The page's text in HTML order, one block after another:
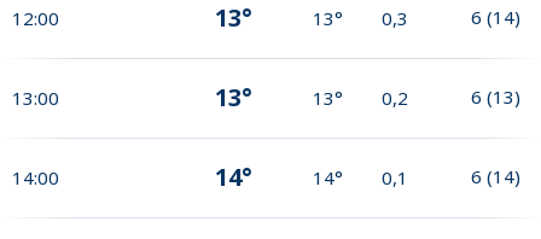
12:00 13° 13° 0,3 6 (14)
13:00 13° 13° 0,2 6 (13)
14:00 14° 14° 0,1 6 (14)